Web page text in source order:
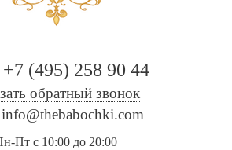
+7 (495) 258 90 44
обратный звонок
info@thebabochki.com
Пт с 10:00 до 20:00